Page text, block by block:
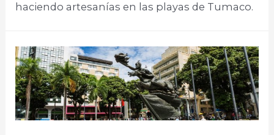
haciendo artesanías en las playas de Tumaco.​